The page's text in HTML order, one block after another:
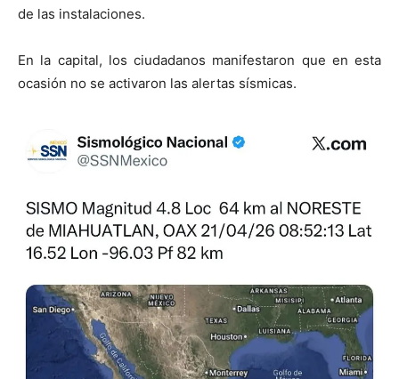
de las instalaciones.
En la capital, los ciudadanos manifestaron que en esta
ocasión no se activaron las alertas sísmicas.